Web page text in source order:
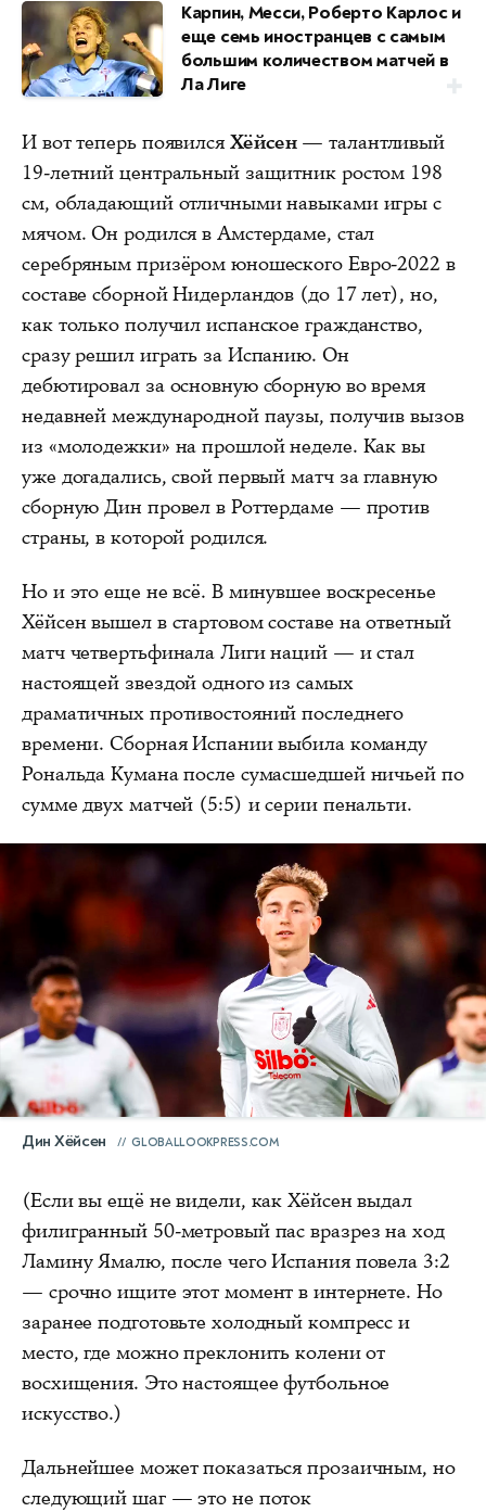
Карпин, Месси, Роберто Карлос и
еще семь иностранцев с самым
большим количеством матчей в
Ла Лиге
И вот теперь появился Хёйсен— талантливый
19-летний центральный защитник ростом 198
см, обладающий отличными навыками игры с
мячом. Он родился в Амстердаме, стал
серебряным призёром юношеского Евро-2022 в
составе сборной Нидерландов (до 17 лет), но,
как только получил испанское гражданство,
сразу решил играть за Испанию. Он
дебютировал за основную сборную во время
недавней международной паузы, получив вызов
из «молодежки» на прошлой неделе. Как вы
уже догадались, свой первый матч за главную
сборную Дин провел в Роттердаме — против
страны, в которой родился.
Но и это еще не всё. В минувшее воскресенье
Хёйсен вышел в стартовом составе на ответный
матч четвертьфинала Лиги наций — и стал
настоящей звездой одного из самых
драматичных противостояний последнего
времени. Сборная Испании выбила команду
Рональда Кумана после сумасшедшей ничьей по
сумме двух матчей (5:5) и серии пенальти.
Дин Хёйсен GLOBALLOOKPRESS.COM
(Если вы ещё не видели, как Хёйсен выдал
филигранный 50-метровый пас вразрез на ход
Ламину Ямалю, после чего Испания повела 3:2
— срочно ищите этот момент в интернете. Но
заранее подготовьте холодный компресс и
место, где можно преклонить колени от
восхищения. Это настоящее футбольное
искусство.)
Дальнейшее может показаться прозаичным, но
следующий шаг — это не поток